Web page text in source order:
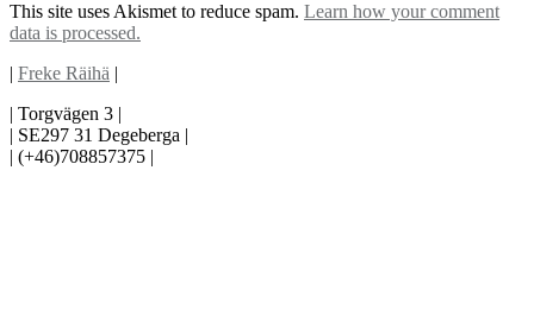
This site uses Akismet to reduce spam. Learn how your comment
data is processed.
| Freke Räihä |
| Torgvägen 3 |
| SE297 31 Degeberga |
| (+46)708857375 |